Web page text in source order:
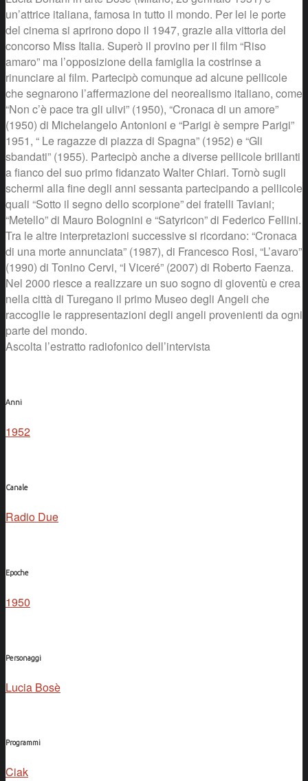
un’attrice italiana, famosa in tutto il mondo. Per lei le porte
del cinema si aprirono dopo il 1947, grazie alla vittoria del
concorso Miss Italia. Superò il provino per il film “Riso
amaro” ma l’opposizione della famiglia la costrinse a
rinunciare al film. Partecipò comunque ad alcune pellicole
che segnarono l’affermazione del neorealismo italiano, come
“Non c’è pace tra gli ulivi” (1950), “Cronaca di un amore”
(1950) di Michelangelo Antonioni e “Parigi è sempre Parigi”
1951, “ Le ragazze di piazza di Spagna” (1952) e “Gli
sbandati” (1955). Partecipò anche a diverse pellicole brillanti
a fianco del suo primo fidanzato Walter Chiari. Tornò sugli
schermi alla fine degli anni sessanta partecipando a pellicole
quali “Sotto il segno dello scorpione” dei fratelli Taviani;
“Metello” di Mauro Bolognini e “Satyricon” di Federico Fellini.
Tra le altre interpretazioni successive si ricordano: “Cronaca
di una morte annunciata” (1987), di Francesco Rosi, “L’avaro”
(1990) di Tonino Cervi, “I Viceré” (2007) di Roberto Faenza.
Nel 2000 riesce a realizzare un suo sogno di gioventù e crea
nella città di Turegano il primo Museo degli Angeli che
raccoglie le rappresentazioni degli angeli provenienti da ogni
parte del mondo.
Ascolta l’estratto radiofonico dell’intervista
Anni
1952
Canale
Radio Due
Epoche
1950
Personaggi
Lucia Bosè
Programmi
Ciak